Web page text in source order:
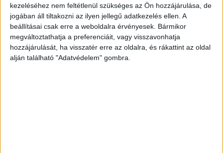
kezeléséhez nem feltétlenül szükséges az Ön hozzájárulása, de
jogában áll tiltakozni az ilyen jellegű adatkezelés ellen. A
beállításai csak erre a weboldalra érvényesek. Bármikor
megváltoztathatja a preferenciáit, vagy visszavonhatja
hozzájárulását, ha visszatér erre az oldalra, és rákattint az oldal
alján található "Adatvédelem" gombra.
oldalon a napokban megjelent, majd többen
megosztották azt a valótlan tartalmú bejegyzést,
amely szerint a szentendrei HÉV vonalán és a
megállókban egy ismeretlen férfi gyerekeket